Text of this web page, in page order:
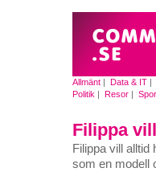
Allmänt | Data & IT |
Politik | Resor |
Filippa
Filippa vill
som en modell